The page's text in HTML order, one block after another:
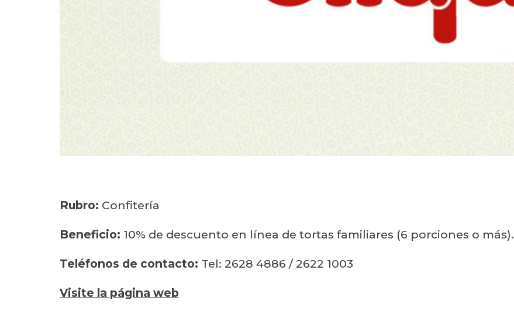
Rubro: Confitería
Beneficio: 10% de descuento en línea de tortas familiares (6 porciones o más).
Teléfonos de contacto: Tel: 2628 4886 / 2622 1003
Visite la página web